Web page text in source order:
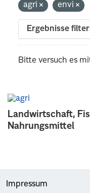
Landwirtschaft,
Nahrungsmittel
agri
envi
Ergebnisse
Bitte versuch es
Impressum